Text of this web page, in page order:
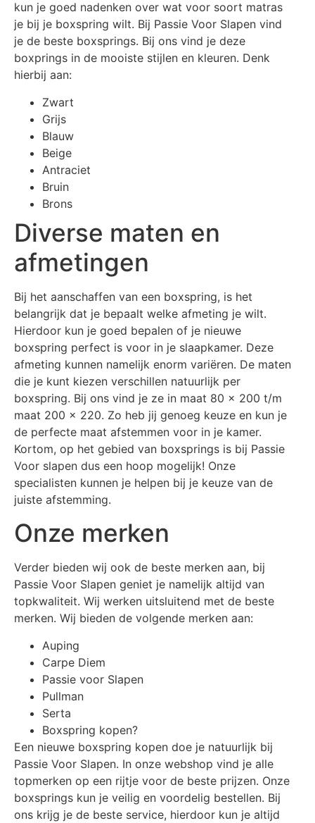
kun je goed nadenken over wat voor soort matras
je bij je boxspring wilt. Bij Passie Voor Slapen vind
je de beste boxsprings. Bij ons vind je deze
boxprings in de mooiste stijlen en kleuren. Denk
hierbij aan:
Zwart
Grijs
Blauw
Beige
Antraciet
Bruin
Brons
Diverse maten en
afmetingen
Bij het aanschaffen van een boxspring, is het
belangrijk dat je bepaalt welke afmeting je wilt.
Hierdoor kun je goed bepalen of je nieuwe
boxspring perfect is voor in je slaapkamer. Deze
afmeting kunnen namelijk enorm variëren. De maten
die je kunt kiezen verschillen natuurlijk per
boxspring. Bij ons vind je ze in maat 80 x 200 t/m
maat 200 x 220. Zo heb jij genoeg keuze en kun je
de perfecte maat afstemmen voor in je kamer.
Kortom, op het gebied van boxsprings is bij Passie
Voor slapen dus een hoop mogelijk! Onze
specialisten kunnen je helpen bij je keuze van de
juiste afstemming.
Onze merken
Verder bieden wij ook de beste merken aan, bij
Passie Voor Slapen geniet je namelijk altijd van
topkwaliteit. Wij werken uitsluitend met de beste
merken. Wij bieden de volgende merken aan:
Auping
Carpe Diem
Passie voor Slapen
Pullman
Serta
Boxspring kopen?
Een nieuwe boxspring kopen doe je natuurlijk bij
Passie Voor Slapen. In onze webshop vind je alle
topmerken op een rijtje voor de beste prijzen. Onze
boxsprings kun je veilig en voordelig bestellen. Bij
ons krijg je de beste service, hierdoor kun je altijd